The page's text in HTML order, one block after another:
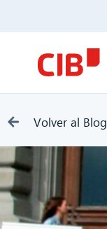
Volver al Blog